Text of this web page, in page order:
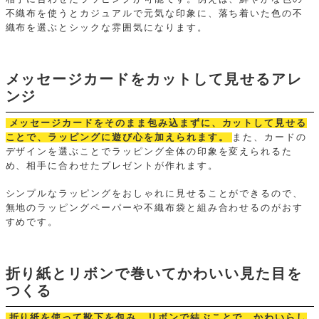
不織布を使うとカジュアルで元気な印象に、落ち着いた色の不
織布を選ぶとシックな雰囲気になります。
メッセージカードをカットして見せるアレ
ンジ
メッセージカードをそのまま包み込まずに、カットして見せる
ことで、ラッピングに遊び心を加えられます。
また、カードの
デザインを選ぶことでラッピング全体の印象を変えられるた
め、相手に合わせたプレゼントが作れます。
シンプルなラッピングをおしゃれに見せることができるので、
無地のラッピングペーパーや不織布袋と組み合わせるのがおす
すめです。
折り紙とリボンで巻いてかわいい見た目を
つくる